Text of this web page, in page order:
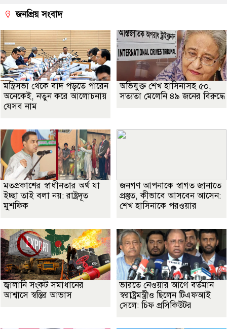
জনপ্রিয় সংবাদ
মন্ত্রিসভা থেকে বাদ পড়তে পারেন
অনেকেই, নতুন করে আলোচনায়
যেসব নাম
অভিযুক্ত শেখ হাসিনাসহ ৫০,
সত্যতা মেলেনি ৪৯ জনের বিরুদ্ধে
মতপ্রকাশের স্বাধীনতার অর্থ যা
ইচ্ছা তাই বলা নয়: রাষ্ট্রদূত
মুশফিক
জনগণ আপনাকে স্বাগত জানাতে
প্রস্তুত, কীভাবে আসবেন আসেন:
শেখ হাসিনাকে পরওয়ার
জ্বালানি সংকট সমাধানের
আশ্বাসে স্বস্তির আভাস
ভারতে নেওয়ার আগে বর্তমান
স্বরাষ্ট্রমন্ত্রীও ছিলেন টিএফআই
সেলে: চিফ প্রসিকিউটর